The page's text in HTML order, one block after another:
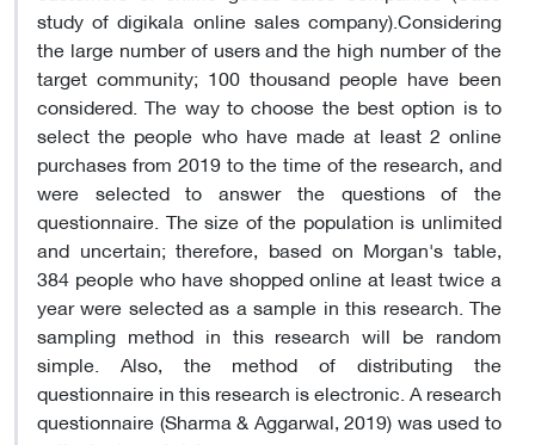
study of digikala online sales company).Considering
the large number of users and the high number of the
target community; 100 thousand people have been
considered. The way to choose the best option is to
select the people who have made at least 2 online
purchases from 2019 to the time of the research, and
were selected to answer the questions of the
questionnaire. The size of the population is unlimited
and uncertain; therefore, based on Morgan's table,
384 people who have shopped online at least twice a
year were selected as a sample in this research. The
sampling method in this research will be random
simple. Also, the method of distributing the
questionnaire in this research is electronic. A research
questionnaire (Sharma & Aggarwal, 2019) was used to